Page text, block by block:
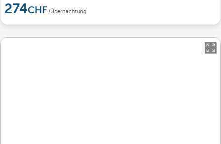
274 /Übernachtung